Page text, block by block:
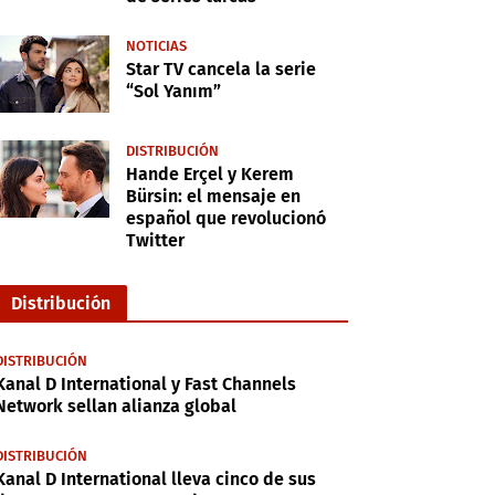
NOTICIAS
Star TV cancela la serie
“Sol Yanım”
DISTRIBUCIÓN
Hande Erçel y Kerem
Bürsin: el mensaje en
español que revolucionó
Twitter
Distribución
D International y Fast Channels
sellan alianza global
D International lleva cinco de sus